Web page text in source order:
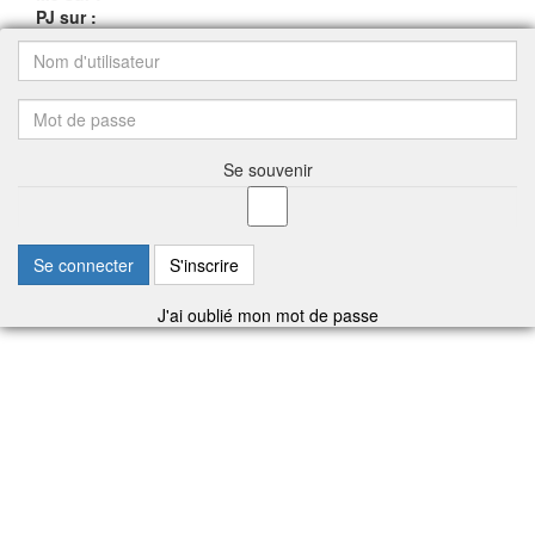
PJ sur :
Se souvenir
Se connecter S'inscrire
J'ai oublié mon mot de passe